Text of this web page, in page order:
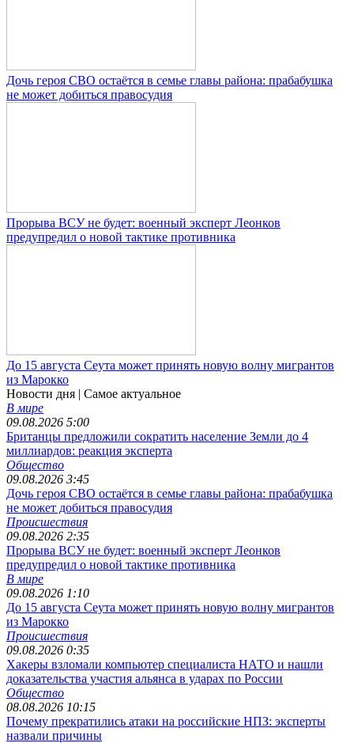
Дочь героя СВО остаётся в семье главы района: прабабушка
не может добиться правосудия
Прорыва ВСУ не будет: военный эксперт Леонков
предупредил о новой тактике противника
До 15 августа Сеута может принять новую волну мигрантов
из Марокко
Новости дня | Самое актуальное
В мире
09.08.2026 5:00
Британцы предложили сократить население Земли до 4
миллиардов: реакция эксперта
Общество
09.08.2026 3:45
Дочь героя СВО остаётся в семье главы района: прабабушка
не может добиться правосудия
Происшествия
09.08.2026 2:35
Прорыва ВСУ не будет: военный эксперт Леонков
предупредил о новой тактике противника
В мире
09.08.2026 1:10
До 15 августа Сеута может принять новую волну мигрантов
из Марокко
Происшествия
09.08.2026 0:35
Хакеры взломали компьютер специалиста НАТО и нашли
доказательства участия альянса в ударах по России
Общество
08.08.2026 10:15
Почему прекратились атаки на российские НПЗ: эксперты
назвали причины